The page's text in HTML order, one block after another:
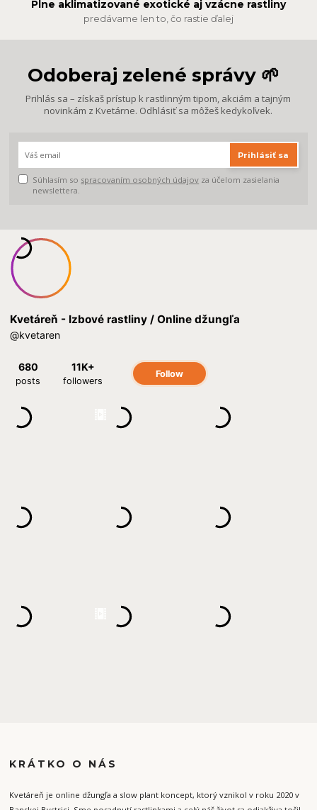
Plne aklimatizované exotické aj vzácne rastliny
predávame len to, čo rastie ďalej
Odoberaj zelené správy 🌱
Prihlás sa – získaš prístup k rastlinným tipom, akciám a tajným
novinkám z Kvetárne. Odhlásiť sa môžeš kedykoľvek.
Prihlásiť sa
Súhlasím so spracovaním osobných údajov za účelom zasielania
newslettera.
KRÁTKO O NÁS
Kvetáreň je online džungľa a slow plant koncept, ktorý vznikol v roku 2020 v